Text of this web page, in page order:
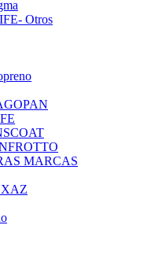
Otros
MARCAS